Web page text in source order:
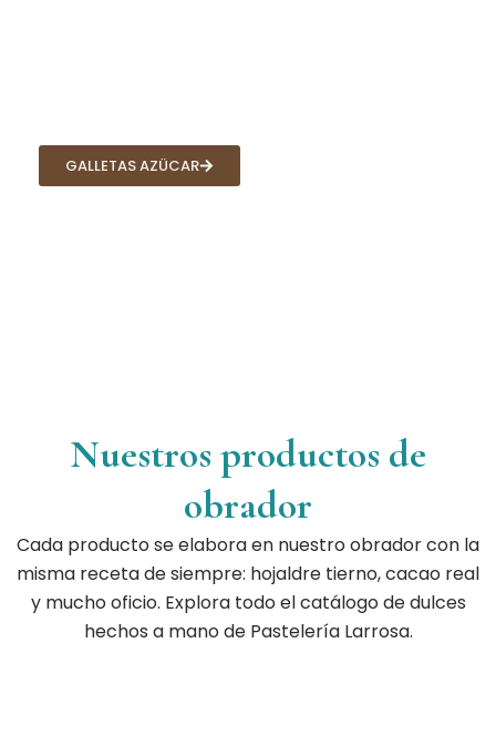
GALLETAS AZÜCAR
Nuestros productos de
obrador
Cada producto se elabora en nuestro obrador con la
misma receta de siempre: hojaldre tierno, cacao real
y mucho oficio. Explora todo el catálogo de dulces
hechos a mano de Pastelería Larrosa.